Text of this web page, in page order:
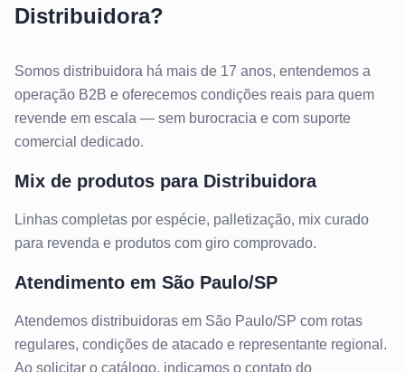
Distribuidora?
Somos distribuidora há mais de 17 anos, entendemos a
operação B2B e oferecemos condições reais para quem
revende em escala — sem burocracia e com suporte
comercial dedicado.
Mix de produtos para Distribuidora
Linhas completas por espécie, palletização, mix curado
para revenda e produtos com giro comprovado.
Atendimento em São Paulo/SP
Atendemos distribuidoras em São Paulo/SP com rotas
regulares, condições de atacado e representante regional.
Ao solicitar o catálogo, indicamos o contato do